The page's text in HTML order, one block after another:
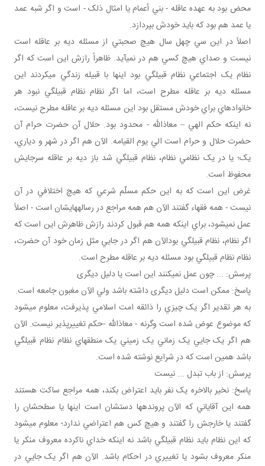
محض بود به عهده عاقله - بني أعمام يا امثال ذلک - است و اگر شبه عمد
يا عمد هم بود که بايد خودش بپردازد.
اصلاً در اين سي چهل سال هيچ صحبتي از مسئله ديه بر عاقله است
نيست و صداي هيچ کسي هم در نمي آيد. ظاهراً رازش اين است که اگر
نظام يک اجتماعي نظام قبيلگي بود اينها با قبيله زندگي مي کردند اين
مسئله ديه بر عاقله مطرح است، اما اگر نظام نظام قبيلگي نبود هر
خانواده اي براي خودش مستقل بود اين مسئله ديه بر عاقله مطرح نيست،
نه اينکه حکم الهي – معاذالله - محدود بود. حلال آن حضرت حرام آن
حضرت حلال و حرام است الي يوم القيامه. الآن هم اگر در شهر و دياري،
يک؛ يا در يک نظامي نظام، نظام قبيلگي شد باز ديه بر عاقله سرجايش
محفوظ است.
غرض اين است که به اين حکم مسلّم شرعي که هيچ اختلافي در آن
نيست - همه فقهاء گفتند الآن هم همه مراجع در رساله هايشان است - اصلاً
عمل نمي شود، براي اينکه همه هم قبول کردند رازش ظاهرش اين است که
اگر نظام، نظام قبيلگي بودالآن هم اگر در جايي مثل زمان خود آن حضرت،
نظام نظام قبيلگي بود مسئله ديه بر عاقله مطرح است.
پرسش: ... چون عمل نمی­کنند اين است يا دليل ديگری
پاسخ: ممکن است دليل ديگری داشته باشد ولي الآن مغبون جامعه است.
به هر تقدير اگر يک چيزي را ذائقه امت اسلامي پذيرفت، معلوم مي شود
که موضوع عوض شده است وگرنه - معاذالله -حکم تغييرپذير نيست. الآن
هم اگر يک جايي يک زماني يک زميني يک منطقه اي نظام نظام قبيلگي
باشد همين است که در شرايع نوشته شده است.
پرسش: از باب تبدل ... نيست
پاسخ: نخير بالاخره يک نفر بايد اعتراض بکند، همه مراجع ساکت هستند
همه اين آقاياني که الآن پرونده ها دستشان است اينها يا سطحشان را
گفتند يا خارجش را گفتند و هيچ کس هم اعتراضي ندارد؛ معلوم مي شود
که اين نظام بايد نظام قبيلگي باشد نه اينکه خداي ناکرده معروف منکر يا
منکر معروف بشود يا تغييري در احکام باشد. الآن هم اگر يک جايي در